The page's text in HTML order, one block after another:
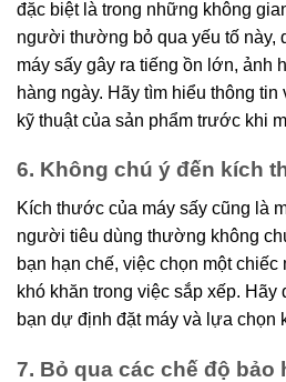
đặc biệt là trong những không
người thường bỏ qua yếu tố này,
máy sấy gây ra tiếng ồn lớn, ảnh
hàng ngày. Hãy tìm hiểu thông tin
kỹ thuật của sản phẩm trước khi
6. Không chú ý đến kích
Kích thước của máy sấy cũng là
người tiêu dùng thường không
bạn hạn chế, việc chọn một
khó khăn trong việc sắp xếp.
bạn dự định đặt máy và lựa chọn
7. Bỏ qua các chế độ bảo